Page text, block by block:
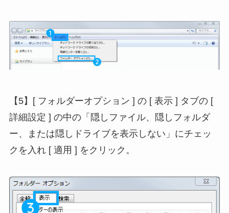
【5】[ フォルダーオプション ] の [ 表示 ] タブの [
詳細設定 ] の中の「隠しファイル、隠しフォルダ
ー、または隠しドライブを表示しない」にチェッ
クを入れ [ 適用 ] をクリック。